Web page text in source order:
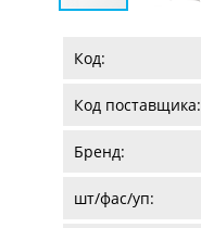
Код:
Код поставщика:
Бренд:
шт/фас/уп: